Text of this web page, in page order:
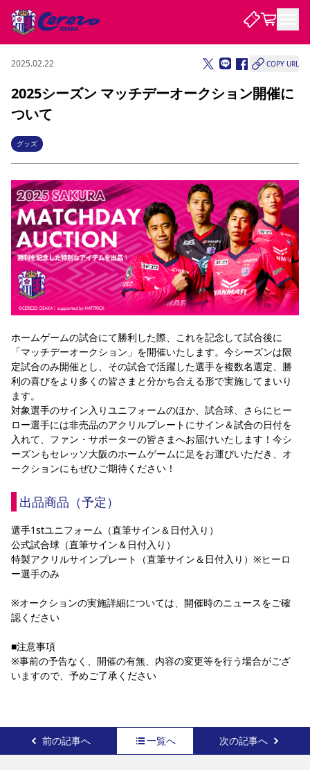
試合・チーム
試合について
試合日程 / 結果
チームについて
選手・スタッフ スケジュール メディア情報 アクセス
レディース
アカデミー ハナサカプレーヤー 歴代所属選手
観戦する
チケット
チケット情報 販売スケジュール 価格・席種 購入方法
シーズンシート 法人シーズンシート 福祉サービス
団体チケット
特定興行入場券 譲渡サービス リセールサービス
観戦ガイド
初めて観戦ガイド キッズ向けサービス グルメ マッチデープログラム
観戦マナー&ルール
ビジターサポーター観戦ガイド 公式アプリ
スタジアム
DAZNで観戦
DAZNで観戦
アウェイツアー
アウェイツアー
よくある質問
よくある質問
クラブを知る
セレッソ大阪について
クラブ紹介 沿革 シーズン記録 求人情報
サポートする
パートナー企業募集中 セレッソ大阪VISAカード サポートスタッフ
セレッソアイデアちょうだいな 応援商店街
Lise（ライセンスビジネス）
サステナビリティ
サステナビリティポリシー SDGsのゴール インパクトレポート
活動レポート
SPORT POSITIVE LEAGUES 取り組み実績
スポーツクラブ
スポーツクラブ
関連団体/施設
長居公園 セレッソフットサルパーク
セレッソフットサルパーク長居
大人のサッカースクール
ファンクラブ
ファンクラブ
SAKURA SOCIO SAKURA POINT Program 招待券引換方法 先行入場
まいセレチケット 会員規定 婚姻届・出生届・命名書
ニュース
ニュース
ホームタウン パートナー スポーツクラブ メディア 30周年
レディース
アカデミー
2025.02.22 COPY URL
2025シーズン マッチデーオークション開催に
ついて
グッズ
ホームゲームの試合にて勝利した際、これを記念して試合後に
「マッチデーオークション」を開催いたします。今シーズンは限
定試合のみ開催とし、その試合で活躍した選手を複数名選定、勝
利の喜びをより多くの皆さまと分かち合える形で実施してまいり
ます。
対象選手のサイン入りユニフォームのほか、試合球、さらにヒー
ロー選手には非売品のアクリルプレートにサイン＆試合の日付を
入れて、ファン・サポーターの皆さまへお届けいたします！今シ
ーズンもセレッソ大阪のホームゲームに足をお運びいただき、オ
ークションにもぜひご期待ください！
出品商品（予定）
選手1stユニフォーム（直筆サイン＆日付入り）
公式試合球（直筆サイン＆日付入り）
特製アクリルサインプレート（直筆サイン＆日付入り）※ヒーロ
ー選手のみ
※オークションの実施詳細については、開催時のニュースをご確
認ください
■注意事項
※事前の予告なく、開催の有無、内容の変更等を行う場合がござ
いますので、予めご了承ください
前の記事へ 一覧へ 次の記事へ